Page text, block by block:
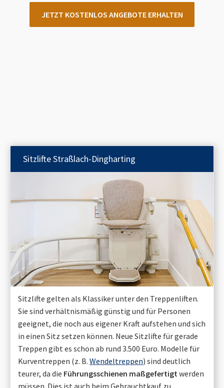
JETZT KOSTENLOS ANGEBOTE ERHALTEN
SitzlifteStraßlach-Dingharting
Sitzlifte gelten als Klassiker unter den Treppenliften.
Sie sind verhältnismäßig günstig und für Personen
geeignet, die noch aus eigener Kraft aufstehen und sich
in einen Sitz setzen können. Neue Sitzlifte für gerade
Treppen gibt es schon ab rund 3.500 Euro. Modelle für
Kurventreppen (z. B. Wendeltreppen) sind deutlich
teurer, da die Führungsschienen maßgefertigt werden
müssen. Dies ist auch beim Gebrauchtkauf zu